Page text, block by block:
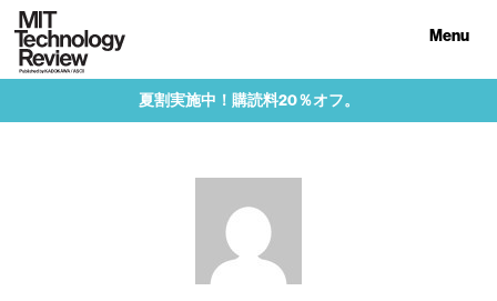
Menu
夏割実施中！購読料20％オフ。